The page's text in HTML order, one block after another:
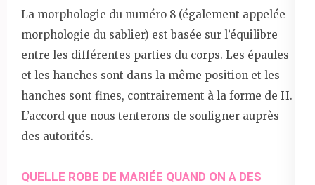
La morphologie du numéro 8 (également appelée
morphologie du sablier) est basée sur l’équilibre
entre les différentes parties du corps. Les épaules
et les hanches sont dans la même position et les
hanches sont fines, contrairement à la forme de H.
L’accord que nous tenterons de souligner auprès
des autorités.
QUELLE ROBE DE MARIÉE QUAND ON A DES